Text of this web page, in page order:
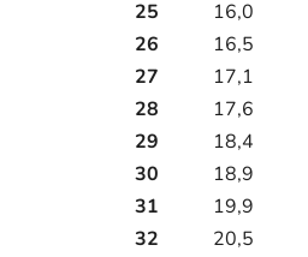
25
16,0
26
16,5
27
17,1
28
17,6
29
18,4
30
18,9
31
19,9
32
20,5